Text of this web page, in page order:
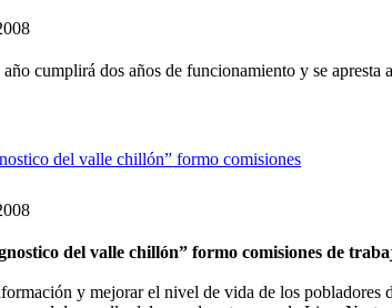
cumplirá dos años de funcionamiento y se
del valle chillón” formo comisiones
del valle chillón” formo comisiones de
y mejorar el nivel de vida de los